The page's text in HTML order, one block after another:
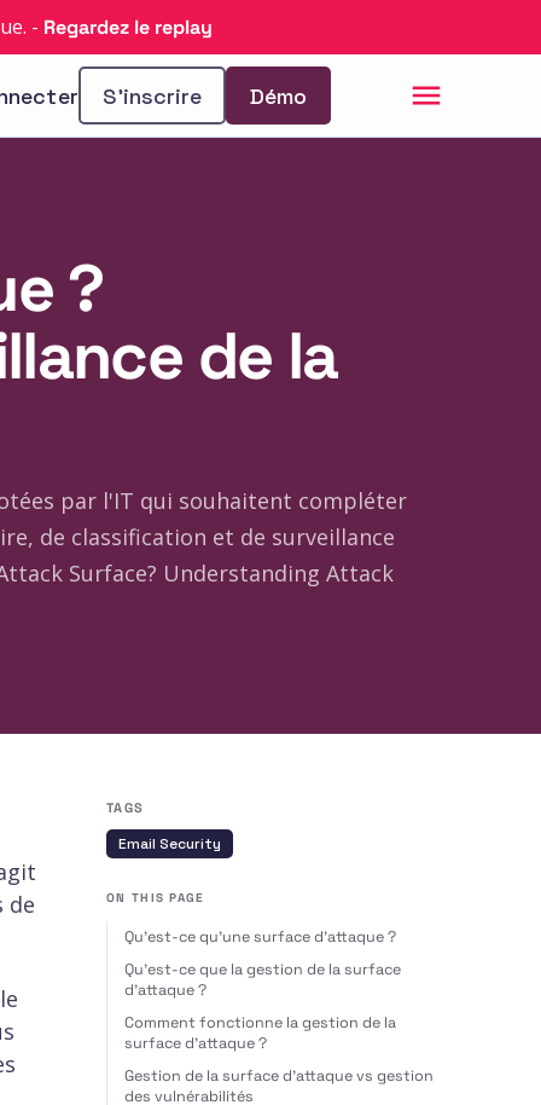
- Regardez le replay
S’inscrire Démo
?
de la
par l'IT qui souhaitent compléter
de classification et de surveillance
Surface? Understanding Attack
de
TAGS
Email Security
ON THIS PAGE
Qu'est-ce qu'une surface d'attaque ?
Qu'est-ce que la gestion de la surface
d'attaque ?
Comment fonctionne la gestion de la
surface d'attaque ?
Gestion de la surface d'attaque vs gestion
des vulnérabilités